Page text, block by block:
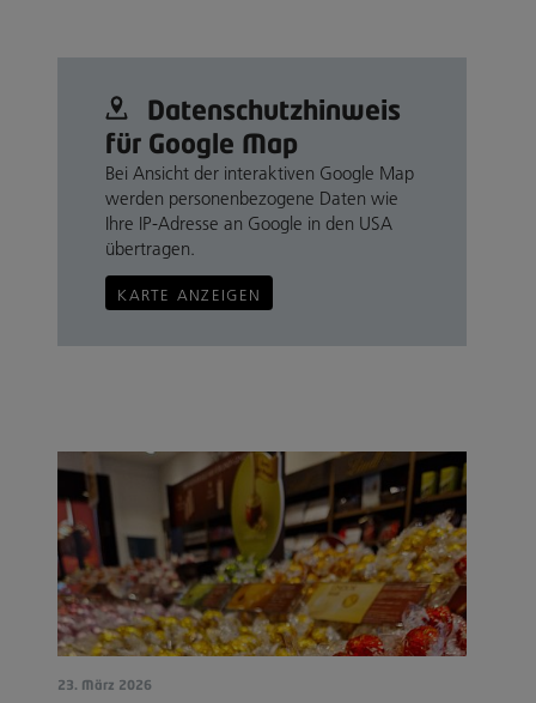
Datenschutz­hinweis
für Google Map
Bei Ansicht der interaktiven Google Map
werden personenbezogene Daten wie
Ihre IP-Adresse an Google in den USA
übertragen.
KARTE ANZEIGEN
23. März 2026